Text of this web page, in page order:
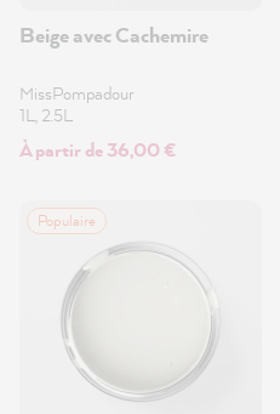
Beige avec Cachemire
MissPompadour
1L, 2.5L
À partir de 36,00 €
Populaire